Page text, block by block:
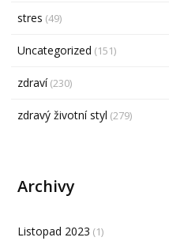
stres (49)
Uncategorized (151)
zdraví(230)
zdravý životní styl (279)
Archivy
Listopad 2023 (1)